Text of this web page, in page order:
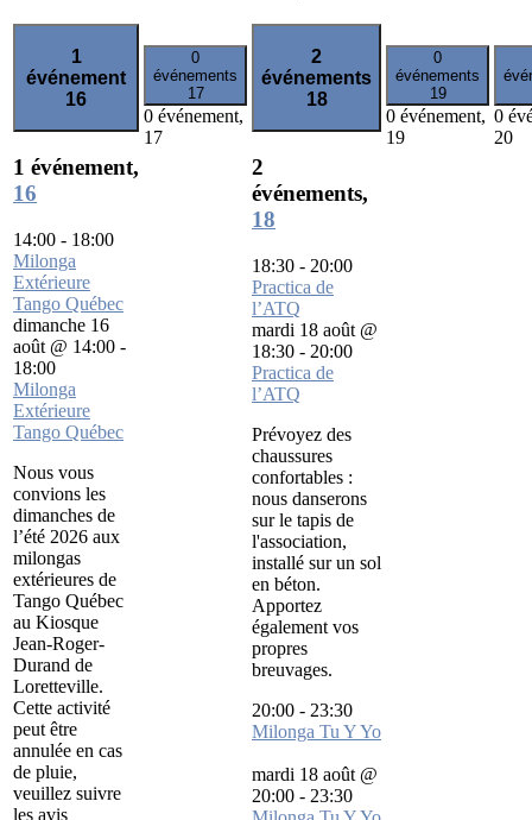
1
événement
16
1 événement,
16
14:00 - 18:00
Milonga
Extérieure
Tango Québec
dimanche 16
août @ 14:00 -
18:00
Milonga
Extérieure
Tango Québec
Nous vous
convions les
dimanches de
l’été 2026 aux
milongas
extérieures de
Tango Québec
au Kiosque
Jean-Roger-
Durand de
Loretteville.
Cette activité
peut être
annulée en cas
de pluie,
veuillez suivre
les avis
0
événements
17
0 événement,
17
2
événements
18
2
événements,
18
18:30 - 20:00
Practica de
l’ATQ
mardi 18 août @
18:30 - 20:00
Practica de
l’ATQ
Prévoyez des
chaussures
confortables :
nous danserons
sur le tapis de
l'association,
installé sur un sol
en béton.
Apportez
également vos
propres
breuvages.
20:00 - 23:30
Milonga Tu Y Yo
mardi 18 août @
20:00 - 23:30
0
événements
19
0 événement,
19
0
20